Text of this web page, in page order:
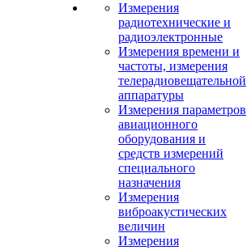
Измерения
радиотехнические и
радиоэлектронные
Измерения времени и
частоты, измерения
телерадиовещательной
аппаратуры
Измерения параметров
авиационного
оборудования и
средств измерений
специального
назначения
Измерения
виброакустических
величин
Измерения